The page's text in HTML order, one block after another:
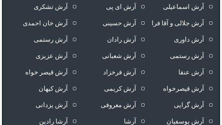
آرش اسماعیلی آرش ای پی آرش تشکری
آرش جلالی و آقا فرا آرش حسینی آرش خان احمدی
آرش داوری آرش رادان آرش رستمى
آرش رستمی آرش شعبانی آرش عزیزی
آرش عنقا آرش فرخزاد آرش قیصر خواه
آرش قیصرخواه آرش کریمی آرش کیهان
آرش گرایی آرش معروفی آرش یزدانی
آرش یوسفیان آرشا آرشا رادین